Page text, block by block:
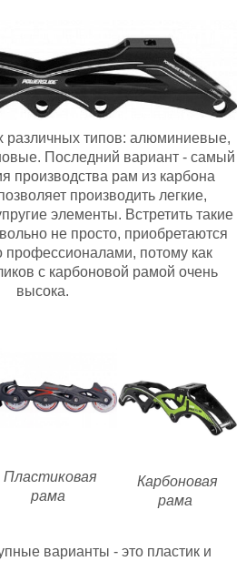
различных типов: алюминиевые,
Последний вариант - самый
производства рам из карбона
производить легкие,
элементы. Встретить такие
не просто, приобретаются
профессионалами, потому как
с карбоновой рамой очень
высока.
Пластиковая
рама
Карбоновая
рама
варианты - это пластик и